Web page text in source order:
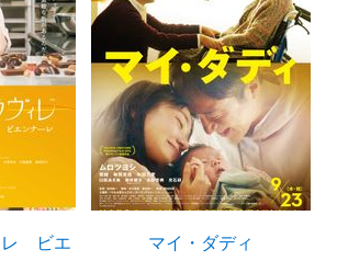
レ ビエ
マイ・ダディ